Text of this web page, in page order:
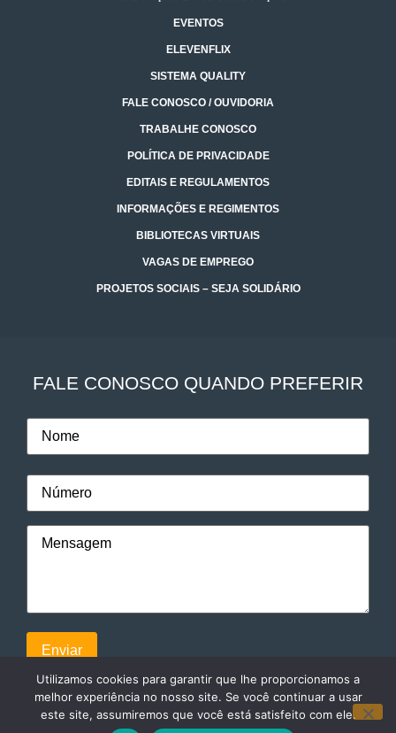
EVENTOS
ELEVENFLIX
SISTEMA QUALITY
FALE CONOSCO / OUVIDORIA
TRABALHE CONOSCO
POLÍTICA DE PRIVACIDADE
EDITAIS E REGULAMENTOS
INFORMAÇÕES E REGIMENTOS
BIBLIOTECAS VIRTUAIS
VAGAS DE EMPREGO
PROJETOS SOCIAIS – SEJA SOLIDÁRIO
FALE CONOSCO QUANDO PREFERIR
Utilizamos cookies para garantir que lhe proporcionamos a
melhor experiência no nosso site. Se você continuar a usar
este site, assumiremos que você está satisfeito com ele.